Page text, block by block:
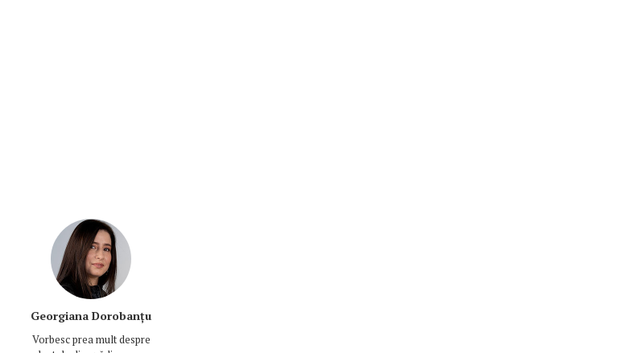
Georgiana Dorobanțu
Vorbesc prea mult despre